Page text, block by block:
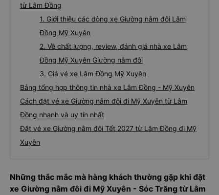
từ Lâm Đồng
1. Giới thiệu các dòng xe Giường nằm đôi Lâm
Đồng Mỹ Xuyên
2. Về chất lượng, review, đánh giá nhà xe Lâm
Đồng Mỹ Xuyên Giường nằm đôi
3. Giá vé xe Lâm Đồng Mỹ Xuyên
Bảng tổng hợp thông tin nhà xe Lâm Đồng - Mỹ Xuyên
Cách đặt vé xe Giường nằm đôi đi Mỹ Xuyên từ Lâm
Đồng nhanh và uy tín nhất
Đặt vé xe Giường nằm đôi Tết 2027 từ Lâm Đồng đi Mỹ
Xuyên
Những thắc mắc mà hàng khách thường gặp khi đặt
xe Giường nằm đôi đi Mỹ Xuyên - Sóc Trăng từ Lâm